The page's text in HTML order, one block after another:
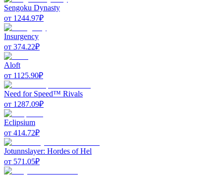
Sengoku Dynasty
от 1244.97₽
Insurgency
от 374.22₽
Aloft
от 1125.90₽
Need for Speed™ Rivals
от 1287.09₽
Eclipsium
от 414.72₽
Jotunnslayer: Hordes of Hel
от 571.05₽